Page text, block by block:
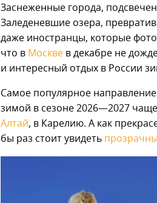
Заснеженные города,
Заледеневшие озера,
даже иностранцы, которые
что в Москве в декабре не
и интересный отдых в России
Самое популярное
зимой в сезоне 2026—2027
Алтай, в Карелию. А как
бы раз стоит увидеть